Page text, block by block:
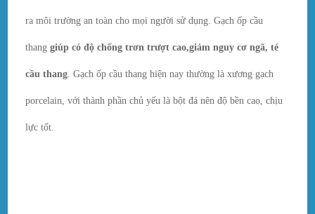
ra môi trường an toàn cho mọi người sử dụng. Gạch ốp cầu
thanggiúp có độ chống trơn trượt cao,giảm nguy cơ ngã, té
cầu thang . Gạch ốp cầu thang hiện nay thường là xương gạch
porcelain, với thành phần chủ yếu là bột đá nên độ bền cao, chịu
lực tốt.